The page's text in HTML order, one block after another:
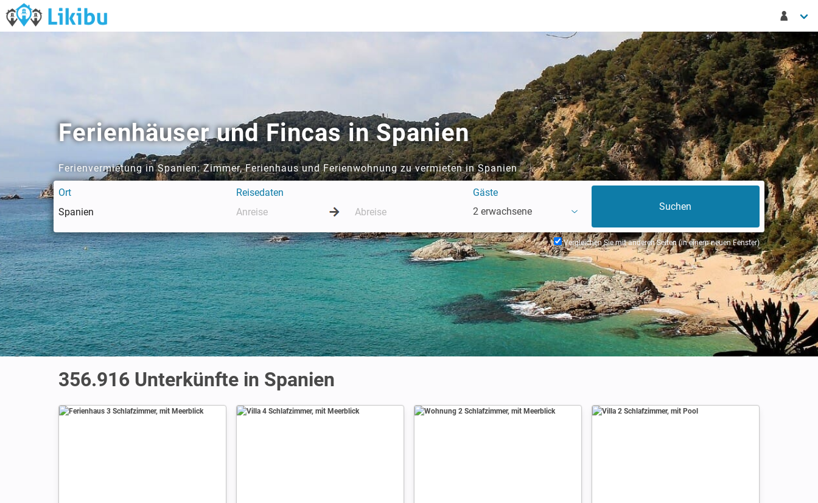
Ferienhäuser und Fincas in Spanien
Ferienvermietung in Spanien: Zimmer, Ferienhaus und Ferienwohnung zu vermieten in Spanien
Ort Reisedaten
Gäste
2 erwachsene
Vergleichen Sie mit anderen Seiten (in einem neuen Fenster)
Credits : Albert Torello
356.916 Unterkünfte in Spanien